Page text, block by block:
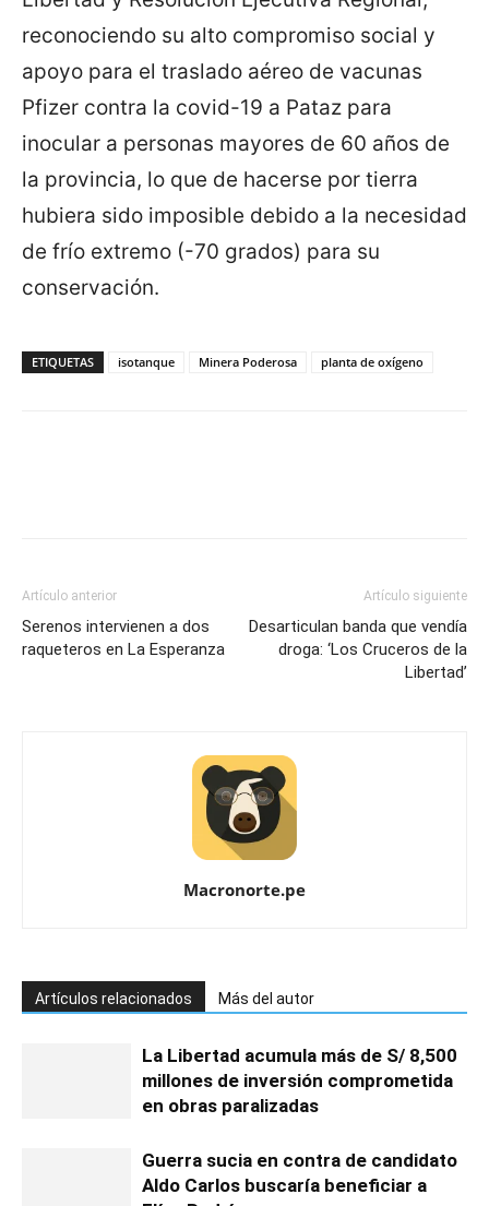
reconociendo su alto compromiso social y
apoyo para el traslado aéreo de vacunas
Pfizer contra la covid-19 a Pataz para
inocular a personas mayores de 60 años de
la provincia, lo que de hacerse por tierra
hubiera sido imposible debido a la necesidad
de frío extremo (-70 grados) para su
conservación.
ETIQUETAS isotanque Minera Poderosa planta de oxígeno
Artículo anterior
Serenos intervienen a dos
raqueteros en La Esperanza
Artículo siguiente
Desarticulan banda que vendía
droga: ‘Los Cruceros de la
Libertad’
Macronorte.pe
Artículos relacionados Más del autor
La Libertad acumula más de S/ 8,500
millones de inversión comprometida
en obras paralizadas
Guerra sucia en contra de candidato
Aldo Carlos buscaría beneficiar a